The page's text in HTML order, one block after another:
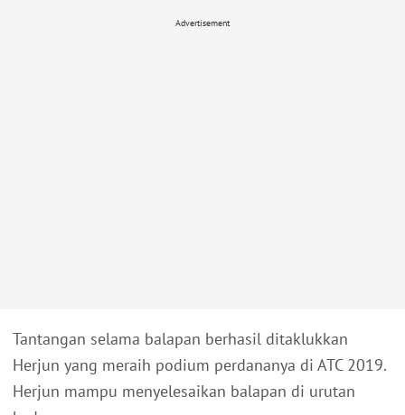
Advertisement
Tantangan selama balapan berhasil ditaklukkan
Herjun yang meraih podium perdananya di ATC 2019.
Herjun mampu menyelesaikan balapan di urutan